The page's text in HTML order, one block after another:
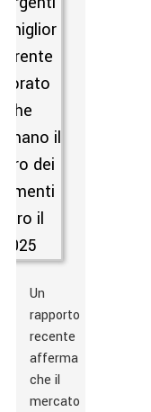
Un
rapporto
recente
afferma
che il
mercato